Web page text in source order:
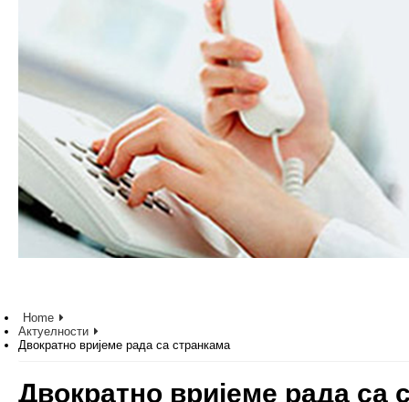
Home
Актуелности
Двократно вријеме рада са странкама
Двократно вријеме рада са